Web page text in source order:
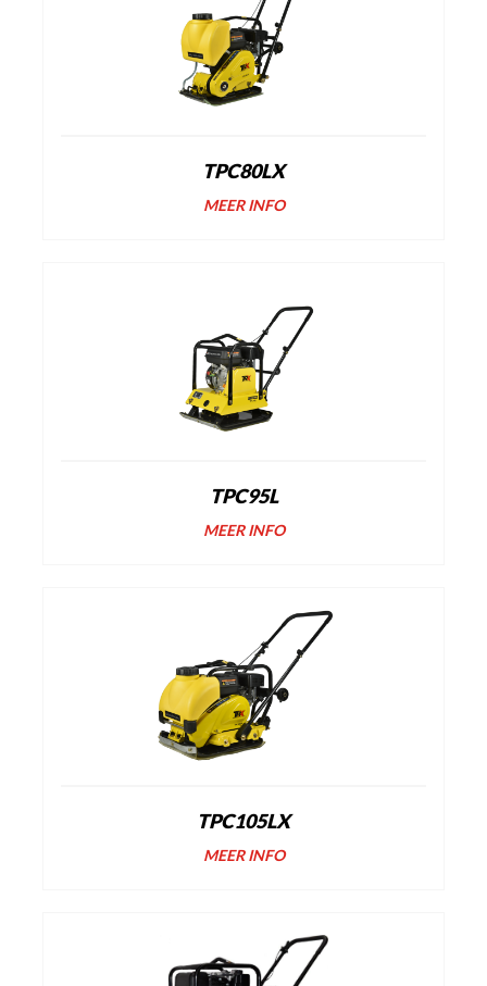
TPC80LX
MEER INFO
TPC95L
MEER INFO
TPC105LX
MEER INFO